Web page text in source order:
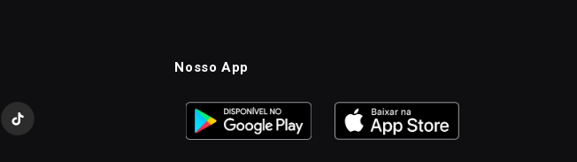
TikTok
Nosso App